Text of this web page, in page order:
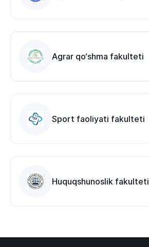
Agrar qo‘shma fakulteti
Sport faoliyati fakulteti
Huquqshunoslik fakulteti